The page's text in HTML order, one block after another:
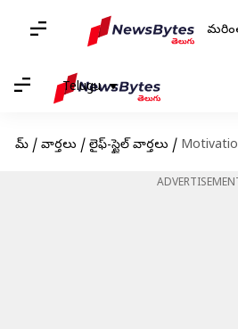
Telugu
హోమ్ / వార్తలు / లైఫ్-స్టైల్ వార్తలు / Motivational: